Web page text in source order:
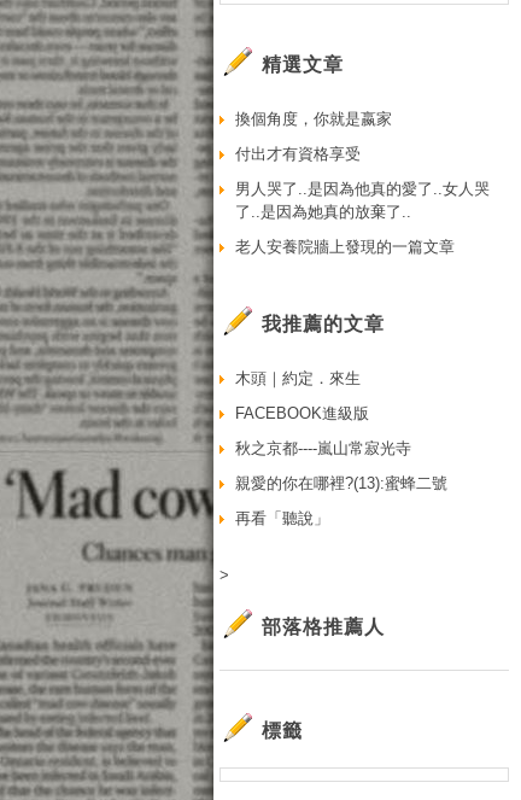
精選文章
換個角度，你就是嬴家
付出才有資格享受
男人哭了..是因為他真的愛了..女人哭
了..是因為她真的放棄了..
老人安養院牆上發現的一篇文章
我推薦的文章
木頭｜約定．來生
FACEBOOK進級版
秋之京都----嵐山常寂光寺
親愛的你在哪裡?(13):蜜蜂二號
再看「聽說」
>
部落格推薦人
標籤